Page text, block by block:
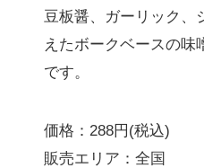
豆板醤、ガーリック、
えたボークベースの味
です。
価格：288円(税込)
販売エリア：全国